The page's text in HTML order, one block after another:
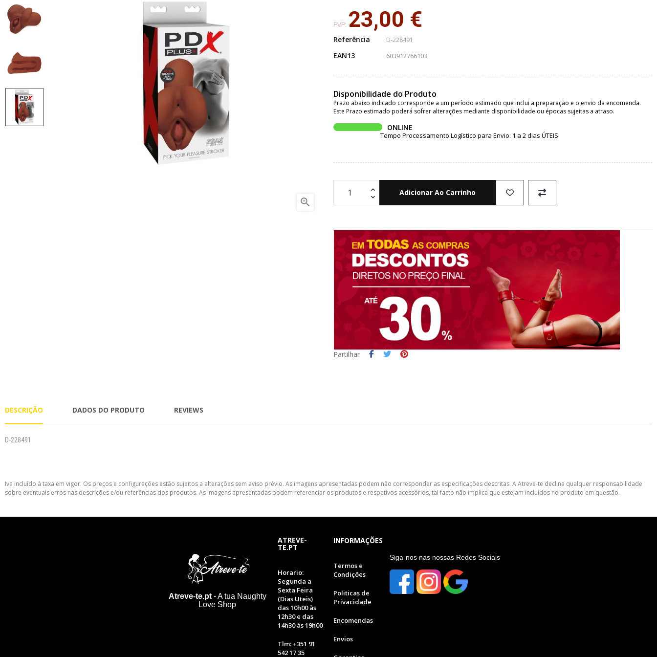

PVP: 23,00 €
Referência D-228491
EAN13 603912766103
Disponibilidade do Produto
Prazo abaixo indicado corresponde a um período estimado que inclui a preparação e o envio da encomenda.
Este Prazo estimado poderá sofrer alterações mediante disponibilidade ou épocas sujeitas a atraso.
ONLINE
Tempo Processamento Logístico para Envio: 1 a 2 dias ÚTEIS
Adicionar Ao Carrinho
Partilhar
DESCRIÇÃO DADOS DO PRODUTO REVIEWS
D-228491
Iva incluído à taxa em vigor. Os preços e configurações estão sujeitos a alterações sem aviso prévio. As imagens apresentadas podem não corresponder as especificações descritas. A Atreve-te declina qualquer responsabilidade
sobre eventuais erros nas descrições e/ou referências dos produtos. As imagens apresentadas podem referenciar os produtos e respetivos acessórios, tal facto não implica que estejam incluídos no produto em questão.
Atreve-te.pt- A tua Naughty
Love Shop
ATREVE-
TE.PT
Horario:
Segunda a
Sexta Feira
(Dias Uteis)
das 10h00 às
12h30 e das
14h30 às 19h00
Tlm: +351 91
542 17 35
INFORMAÇÕES
Termos e
Condições
Politicas de
Privacidade
Encomendas
Envios
Siga-nos nas nossas Redes Sociais